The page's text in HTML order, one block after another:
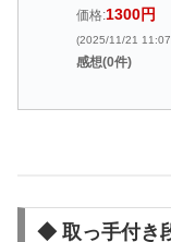
価格:1300円
(2025/11/21
感想(0件)
◆ 取っ手付き